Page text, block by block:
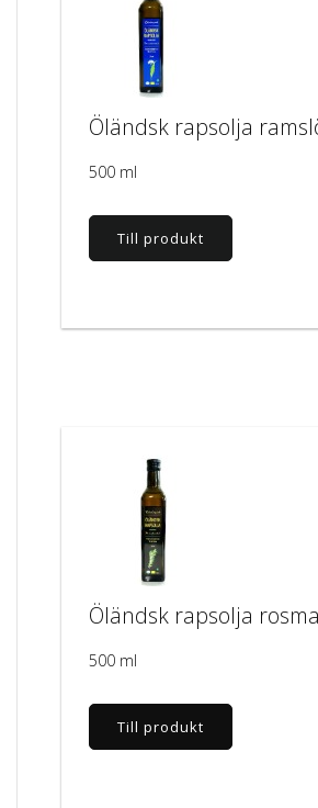
Öländsk rapsolja
500 ml
Till produkt
Öländsk rapsolja
500 ml
Till produkt